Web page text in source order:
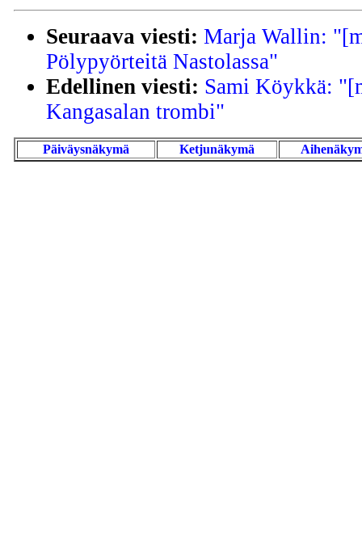
Seuraava viesti: Marja Wallin:
Pölypyörteitä Nastolassa"
Edellinen viesti: Sami Köykkä:
Kangasalan trombi"
Päiväysnäkymä Ketjunäkymä